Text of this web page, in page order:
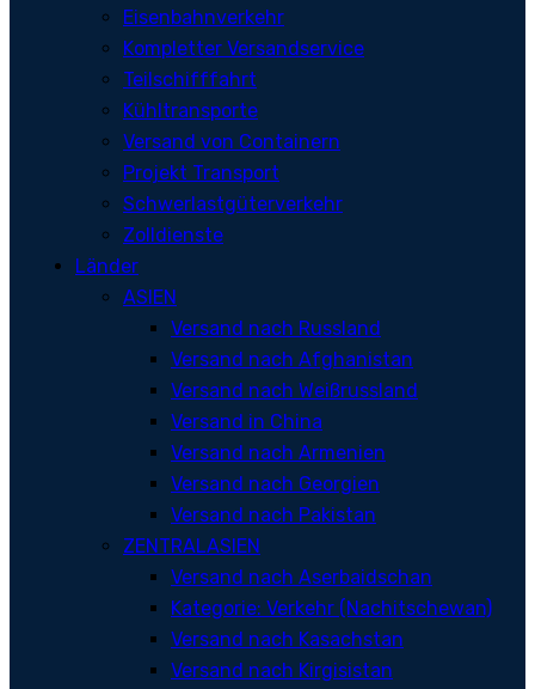
Eisenbahnverkehr
Kompletter Versandservice
Teilschifffahrt
Kühltransporte
Versand von Containern
Projekt Transport
Schwerlastgüterverkehr
Zolldienste
Länder
ASIEN
Versand nach Russland
Versand nach Afghanistan
Versand nach Weißrussland
Versand in China
Versand nach Armenien
Versand nach Georgien
Versand nach Pakistan
ZENTRALASIEN
Versand nach Aserbaidschan
Kategorie: Verkehr (Nachitschewan)
Versand nach Kasachstan
Versand nach Kirgisistan